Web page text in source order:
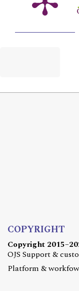
COPYRIGHT
Copyright
OJS Support &
Platform &